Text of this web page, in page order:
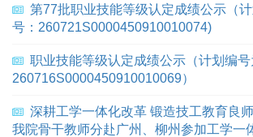
第77批职业技能等级认定成绩公示（
号：260721S0000450910010074)
职业技能等级认定成绩公示（计划编号
260716S0000450910010069）
深耕工学一体化改革 锻造技工教育
我院骨干教师分赴广州、柳州参加工学一